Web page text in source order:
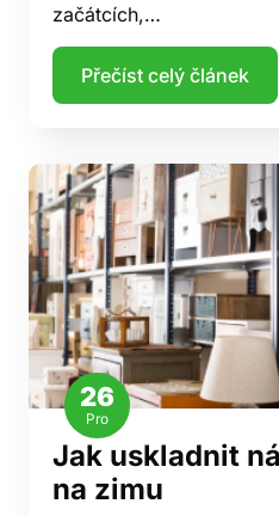
začátcích,…
Přečíst celý článek
26
Pro
Jak uskladnit
na zimu